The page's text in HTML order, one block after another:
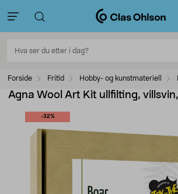
Forside Fritid Hobby- og kunstmateriell
Agna Wool Art Kit ullfilting,
-32%